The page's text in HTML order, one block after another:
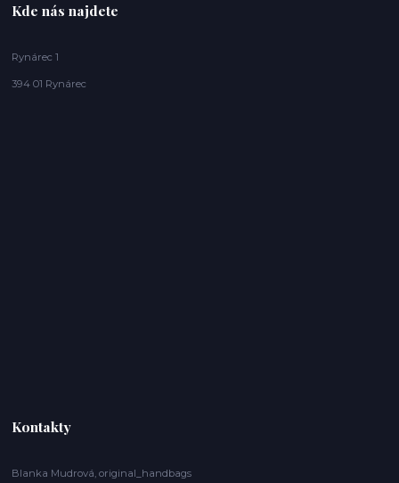
Kde nás najdete
Rynárec 1
394 01 Rynárec
Kontakty
Blanka Mudrová, original_handbags